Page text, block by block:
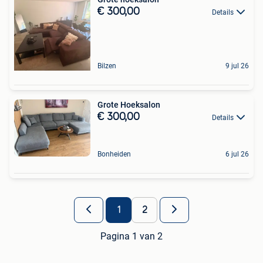
€ 300,00 Details
Bilzen 9 jul 26
Grote Hoeksalon
€ 300,00 Details
Bonheiden 6 jul 26
1 2
Pagina 1 van 2